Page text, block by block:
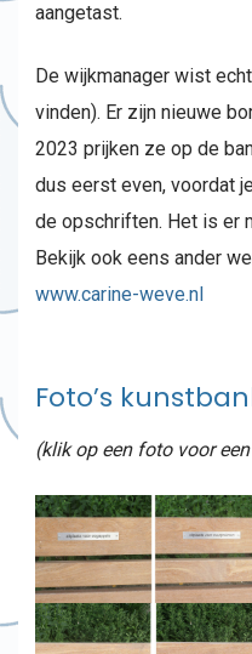
aangetast.
De wijkmanager wist
vinden). Er zijn nieuwe
2023 prijken ze op de
dus eerst even, voordat
de opschriften. Het is er
Bekijk ook eens ander
www.carine-weve.nl
Foto’s
(klik op een foto voor